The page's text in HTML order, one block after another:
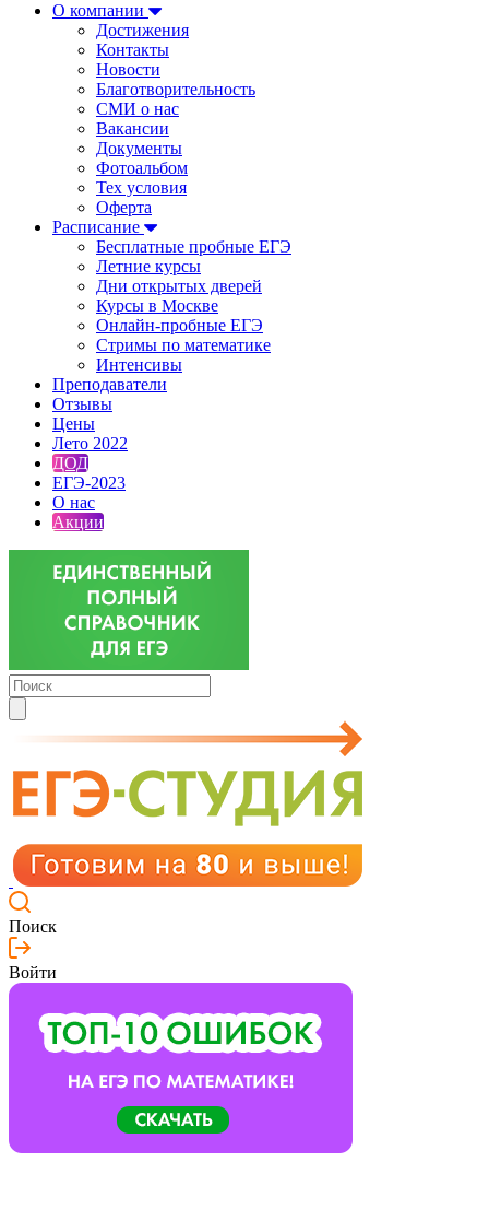
О компании
Достижения
Контакты
Новости
Благотворительность
СМИ о нас
Вакансии
Документы
Фотоальбом
Тех условия
Оферта
Расписание
Бесплатные пробные ЕГЭ
Летние курсы
Дни открытых дверей
Курсы в Москве
Онлайн-пробные ЕГЭ
Стримы по математике
Интенсивы
Преподаватели
Отзывы
Цены
Лето 2022
ДОД
ЕГЭ-2023
О нас
Акции
Поиск
Войти